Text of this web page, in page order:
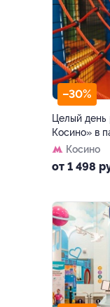
–30%
Целый день
Косино» в
Косино
от 1 498